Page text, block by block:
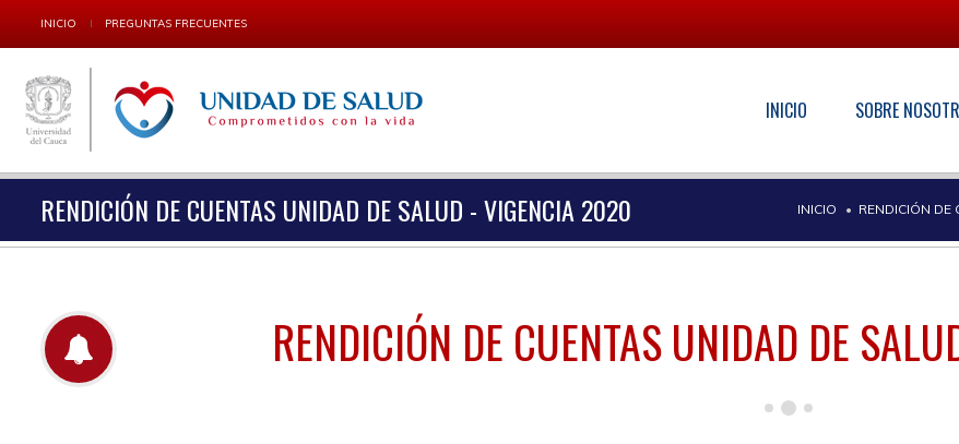
INICIO PREGUNTAS FRECUENTES
INICIO SOBRE
RENDICIÓN DE CUENTAS UNIDAD DE SALUD - VIGENCIA 2020 INICIO RENDICIÓN DE
RENDICIÓN DE CUENTAS UNIDAD DE